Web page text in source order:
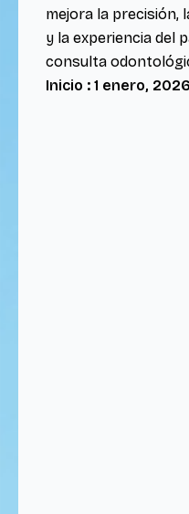
mejora la precisión,
y la experiencia del
consulta
Inicio : 1 enero, 2026